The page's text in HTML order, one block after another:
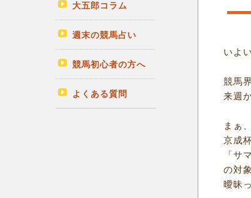
大五郎コラム
週末の競馬占い
競馬初心者の方へ
よくある質問
いよ
競馬
来週
まぁ
京成
「サ
の対
曖昧